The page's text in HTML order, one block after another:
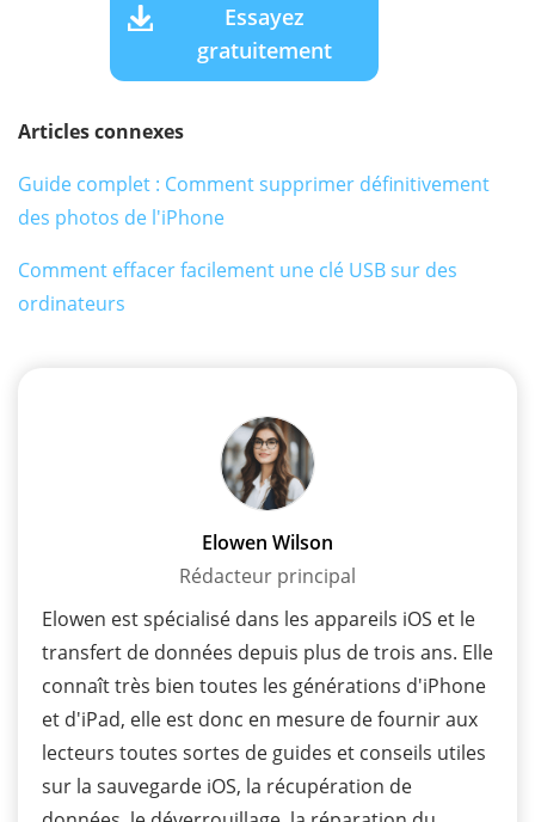
Essayez
gratuitement
Articles connexes
Guide complet : Comment supprimer définitivement
des photos de l'iPhone
Comment effacer facilement une clé USB sur des
ordinateurs
Elowen Wilson
Rédacteur principal
Elowen est spécialisé dans les appareils iOS et le
transfert de données depuis plus de trois ans. Elle
connaît très bien toutes les générations d'iPhone
et d'iPad, elle est donc en mesure de fournir aux
lecteurs toutes sortes de guides et conseils utiles
sur la sauvegarde iOS, la récupération de